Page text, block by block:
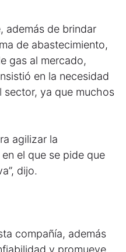
además de brindar
de abastecimiento,
gas al mercado,
en la necesidad
sector, ya que muchos
agilizar la
el que se pide que
dijo.
compañía, además
y promueve